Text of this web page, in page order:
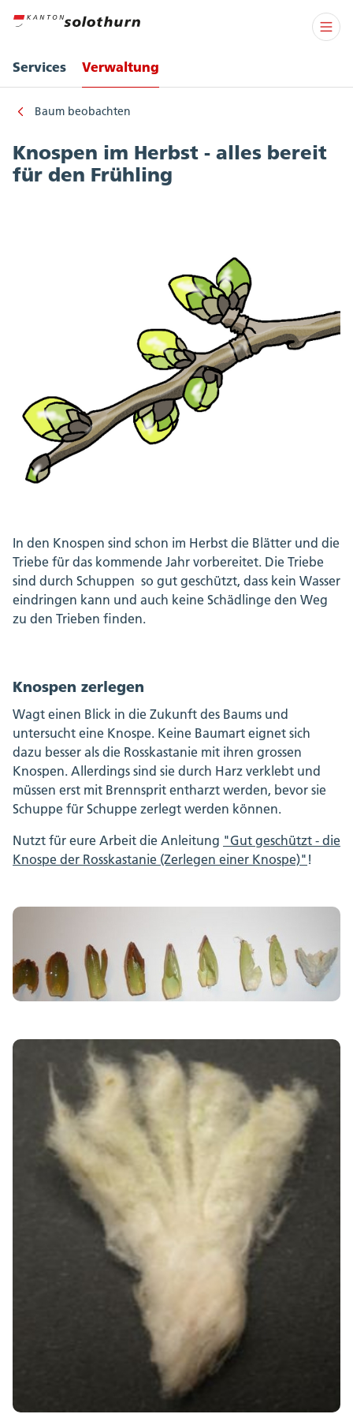
Services Verwaltung
Baum beobachten
Knospen im Herbst - alles bereit
für den Frühling
In den Knospen sind schon im Herbst die Blätter und die
Triebe für das kommende Jahr vorbereitet. Die Triebe
sind durch Schuppen so gut geschützt, dass kein Wasser
eindringen kann und auch keine Schädlinge den Weg
zu den Trieben finden.
Knospen zerlegen
Wagt einen Blick in die Zukunft des Baums und
untersucht eine Knospe. Keine Baumart eignet sich
dazu besser als die Rosskastanie mit ihren grossen
Knospen. Allerdings sind sie durch Harz verklebt und
müssen erst mit Brennsprit entharzt werden, bevor sie
Schuppe für Schuppe zerlegt werden können.
Nutzt für eure Arbeit die Anleitung "Gut geschützt - die
Knospe der Rosskastanie (Zerlegen einer Knospe)" !